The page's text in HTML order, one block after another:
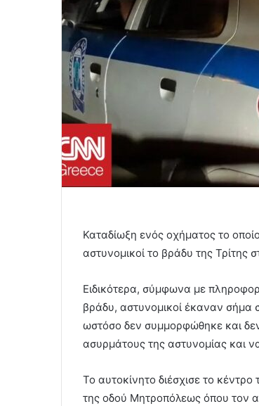
Καταδίωξη ενός οχήματος το
αστυνομικοί το βράδυ της Τρίτης
Ειδικότερα, σύμφωνα με
βράδυ, αστυνομικοί έκαναν σήμα
ωστόσο δεν συμμορφώθηκε και
ασυρμάτους της αστυνομίας και
Το αυτοκίνητο διέσχισε το
της οδού Μητροπόλεως όπου τον